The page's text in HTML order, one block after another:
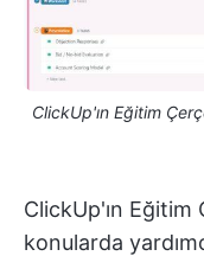
ClickUp'ın Eğitim
ClickUp'ın Eğitim
konularda